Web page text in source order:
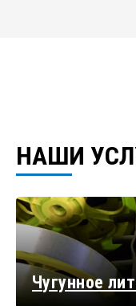
НАШИ
Чугунное